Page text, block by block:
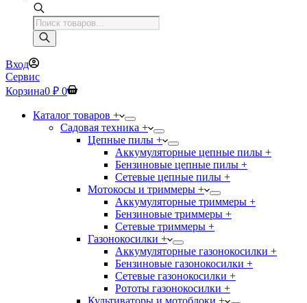
Поиск
товаров
Вход
Сервис
Корзина0 ₽ 0
Каталог товаров +
Садовая техника +
Цепные пилы +
Аккумуляторные цепные пилы +
Бензиновые цепные пилы +
Сетевые цепные пилы +
Мотокосы и триммеры +
Аккумуляторные триммеры +
Бензиновые триммеры +
Сетевые триммеры +
Газонокосилки +
Аккумуляторные газонокосилки +
Бензиновые газонокосилки +
Сетевые газонокосилки +
Рототы газонокосилки +
Культиваторы и мотоблоки +